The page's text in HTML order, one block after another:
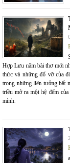
Hợp Lưu năm bài thơ mới
thức và những đổ vỡ của
trong những liên tưởng bất
triều mở ra một hệ đếm
mình.